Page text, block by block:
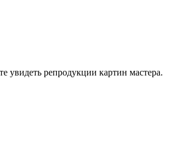
репродукции картин мастера.